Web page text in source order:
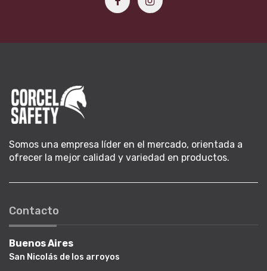
Somos una empresa líder en el mercado, orientada a
ofrecer la mejor calidad y variedad en productos.
Contacto
Buenos Aires
San Nicolás de los arroyos